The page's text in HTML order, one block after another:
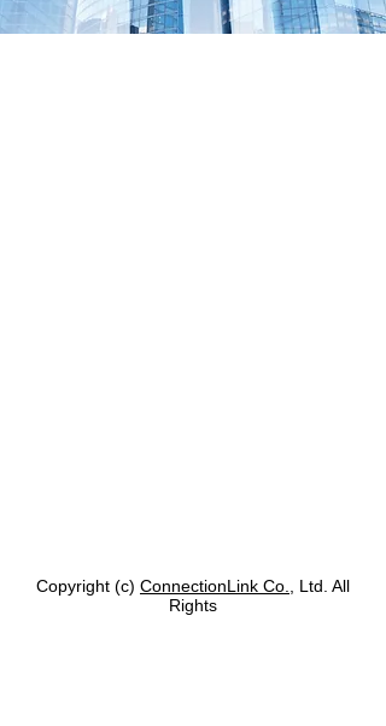
Copyright (c) ConnectionLink Co.
, Ltd. All
Rights